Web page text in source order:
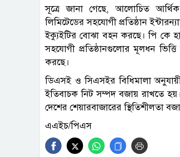
সূত্রে জানা গেছে, আলোচিত আর্থিক
লিমিটেডের সহযোগী প্রতিষ্ঠান
ইক্যুইটির বোঝা বহন করছে। পি কে
সহযোগী প্রতিষ্ঠানগুলোর মূলধন
করছে।
ডিএসই ও সিএসইর বিধিমালা অনুযায়ী,
ইতিবাচক নিট সম্পদ বজায় রাখতে
দেশের শেয়ারবাজারের স্থিতিশীলতা
এএইচ/পিএস